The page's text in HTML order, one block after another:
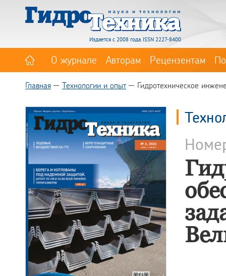
Издается с 2008 года. ISSN 2227-8400
О журнале Авторам Рецензентам
Главная Технологии и опыт Гидротехническое